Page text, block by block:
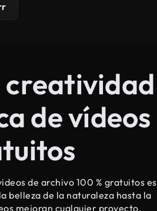
creatividad
de vídeos
de archivo 100 % gratuitos es
belleza de la naturaleza hasta la
mejoran cualquier proyecto.